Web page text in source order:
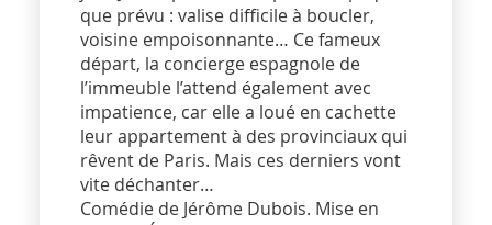
que prévu : valise difficile à boucler,
voisine empoisonnante… Ce fameux
départ, la concierge espagnole de
l’immeuble l’attend également avec
impatience, car elle a loué en cachette
leur appartement à des provinciaux qui
rêvent de Paris. Mais ces derniers vont
vite déchanter…
Comédie de Jérôme Dubois. Mise en